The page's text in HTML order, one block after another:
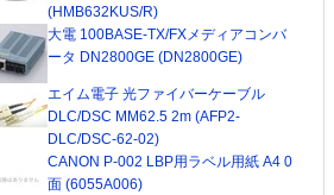
(HMB632KUS/R)
大電 100BASE-TX/FXメディアコンバ
ータ DN2800GE (DN2800GE)
エイム電子 光ファイバーケーブル
DLC/DSC MM62.5 2m (AFP2-
DLC/DSC-62-02)
CANON P-002 LBP用ラベル用紙 A4 0
面 (6055A006)